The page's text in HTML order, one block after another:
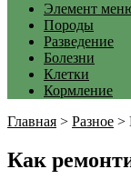
Элемент
Породы
Разведение
Болезни
Клетки
Кормление
Главная > Разное >
Как